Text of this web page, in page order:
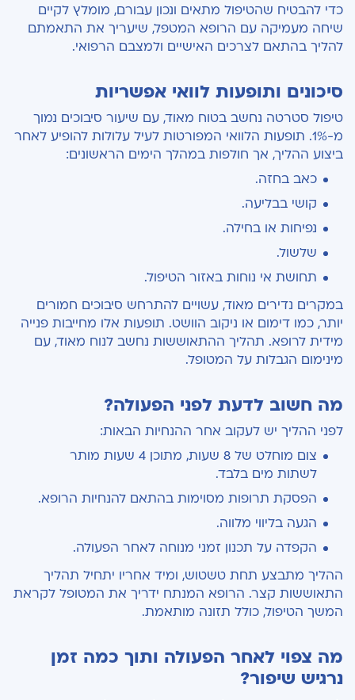
כדי להבטיח שהטיפול מתאים ונכון עבורם, מומלץ לקיים
שיחה מעמיקה עם הרופא המטפל, שיעריך את התאמתם
להליך בהתאם לצרכים האישיים ולמצבם הרפואי.
סיכונים ותופעות לוואי אפשריות
טיפול סטרטה נחשב בטוח מאוד, עם שיעור סיבוכים נמוך
מ-1%. תופעות הלוואי המפורטות לעיל עלולות להופיע לאחר
ביצוע ההליך, אך חולפות במהלך הימים הראשונים:
כאב בחזה.
קושי בבליעה.
נפיחות או בחילה.
שלשול.
תחושת אי נוחות באזור הטיפול.
במקרים נדירים מאוד, עשויים להתרחש סיבוכים חמורים
יותר, כמו דימום או ניקוב הוושט. תופעות אלו מחייבות פנייה
מידית לרופא. תהליך ההתאוששות נחשב לנוח מאוד, עם
מינימום הגבלות על המטופל.
מה חשוב לדעת לפני הפעולה?
לפני ההליך יש לעקוב אחר ההנחיות הבאות:
צום מוחלט של 8 שעות, מתוכן 4 שעות מותר
לשתות מים בלבד.
הפסקת תרופות מסוימות בהתאם להנחיות הרופא.
הגעה בליווי מלווה.
הקפדה על תכנון זמני מנוחה לאחר הפעולה.
ההליך מתבצע תחת טשטוש, ומיד אחריו יתחיל תהליך
התאוששות קצר. הרופא המנתח ידריך את המטופל לקראת
המשך הטיפול, כולל תזונה מותאמת.
מה צפוי לאחר הפעולה ותוך כמה זמן
נרגיש שיפור?